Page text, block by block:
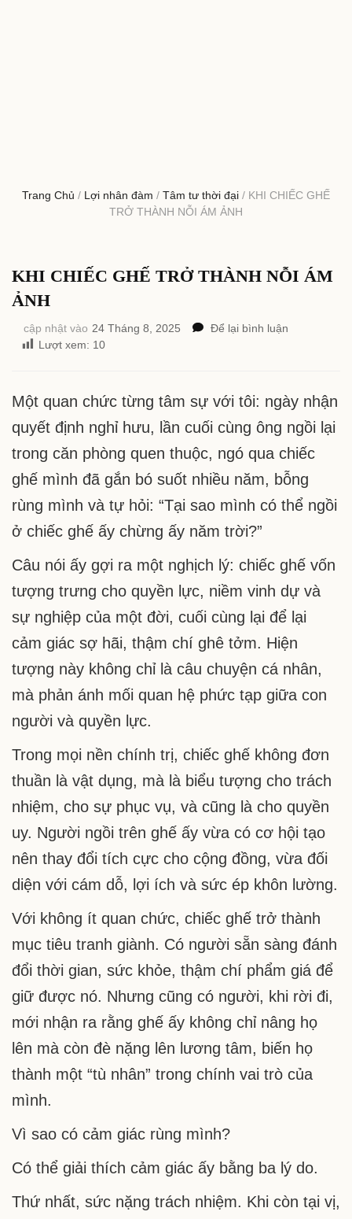
Trang Chủ / Lợi nhân đàm / Tâm tư thời đại / KHI CHIẾC GHẾ
TRỞ THÀNH NỖI ÁM ẢNH
KHI CHIẾC GHẾ TRỞ THÀNH NỖI ÁM
ẢNH
cập nhật vào 24 Tháng 8, 2025 Để lại bình luận
THÀNH
NỖI
ẢNH
Lượt xem: 10
Một quan chức từng tâm sự với tôi: ngày nhận
quyết định nghỉ hưu, lần cuối cùng ông ngồi lại
trong căn phòng quen thuộc, ngó qua chiếc
ghế mình đã gắn bó suốt nhiều năm, bỗng
rùng mình và tự hỏi: “Tại sao mình có thể ngồi
ở chiếc ghế ấy chừng ấy năm trời?”
Câu nói ấy gợi ra một nghịch lý: chiếc ghế vốn
tượng trưng cho quyền lực, niềm vinh dự và
sự nghiệp của một đời, cuối cùng lại để lại
cảm giác sợ hãi, thậm chí ghê tởm. Hiện
tượng này không chỉ là câu chuyện cá nhân,
mà phản ánh mối quan hệ phức tạp giữa con
người và quyền lực.
Trong mọi nền chính trị, chiếc ghế không đơn
thuần là vật dụng, mà là biểu tượng cho trách
nhiệm, cho sự phục vụ, và cũng là cho quyền
uy. Người ngồi trên ghế ấy vừa có cơ hội tạo
nên thay đổi tích cực cho cộng đồng, vừa đối
diện với cám dỗ, lợi ích và sức ép khôn lường.
Với không ít quan chức, chiếc ghế trở thành
mục tiêu tranh giành. Có người sẵn sàng đánh
đổi thời gian, sức khỏe, thậm chí phẩm giá để
giữ được nó. Nhưng cũng có người, khi rời đi,
mới nhận ra rằng ghế ấy không chỉ nâng họ
lên mà còn đè nặng lên lương tâm, biến họ
thành một “tù nhân” trong chính vai trò của
mình.
Vì sao có cảm giác rùng mình?
Có thể giải thích cảm giác ấy bằng ba lý do.
Thứ nhất, sức nặng trách nhiệm. Khi còn tại vị,